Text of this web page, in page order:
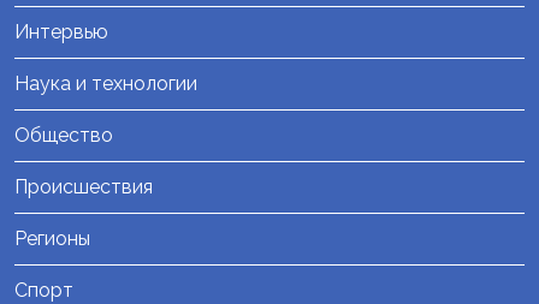
Интервью
Наука и технологии
Общество
Происшествия
Регионы
Спорт